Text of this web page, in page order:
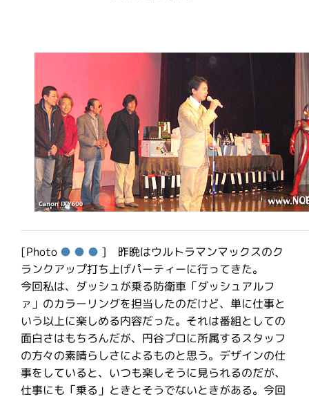
[Photo ● ● ● ] 昨晩はウルトラマンマックスのク
ランクアップ打ち上げパーティーに行ってきた。
今回私は、ダッシュが乗る防衛車「ダッシュアルフ
ァ」のカラーリングを担当したのだけど、単に仕事と
いう以上に楽しめる内容だった。それは番組としての
面白さはもちろんだが、円谷プロに所属するスタッフ
の方々の素晴らしさによるものと思う。デザインの仕
事をしていると、いつも楽しそうに見られるのだが、
仕事にも「乗る」ときとそうでないときがある。今回